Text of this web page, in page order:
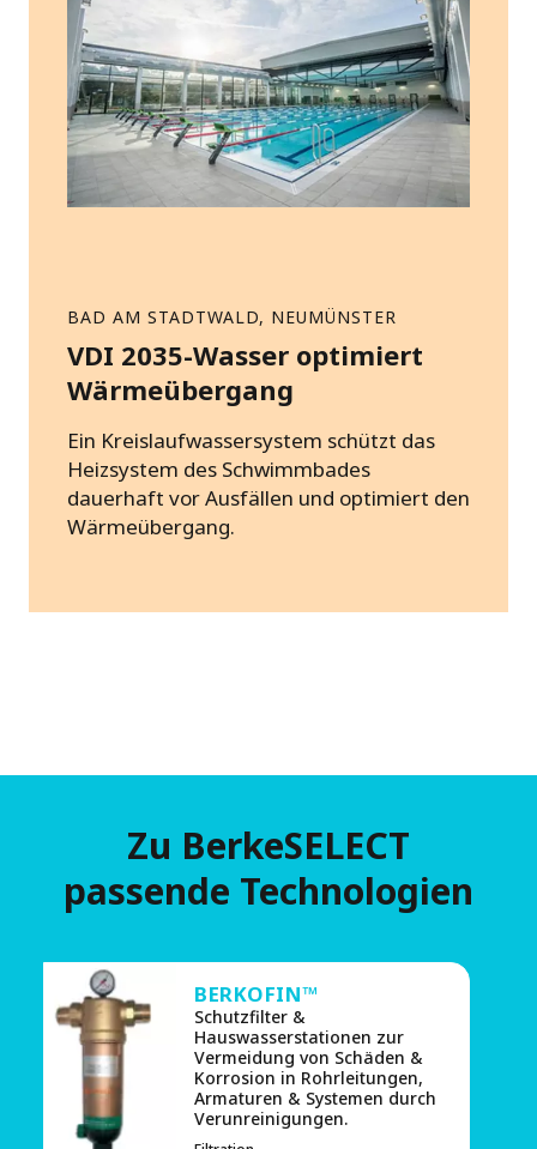
BAD AM STADTWALD, NEUMÜNSTER
VDI 2035-Wasser optimiert
Wärmeübergang
Ein Kreislaufwassersystem schützt das
Heizsystem des Schwimmbades
dauerhaft vor Ausfällen und optimiert den
Wärmeübergang.
Zu BerkeSELECT
passende Technologien
BERKOFIN™
Schutzfilter &
Hauswasserstationen zur
Vermeidung von Schäden &
Korrosion in Rohrleitungen,
Armaturen & Systemen durch
Verunreinigungen.